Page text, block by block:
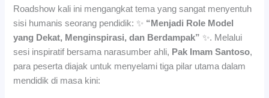
Roadshow kali ini mengangkat tema yang sangat menyentuh
sisi humanis seorang pendidik: ✨ “Menjadi Role Model
yang Dekat, Menginspirasi, dan Berdampak” ✨. Melalui
sesi inspiratif bersama narasumber ahli, Pak Imam Santoso,
para peserta diajak untuk menyelami tiga pilar utama dalam
mendidik di masa kini: